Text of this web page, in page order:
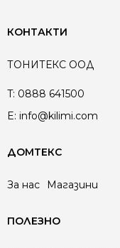
КОНТАКТИ
ТОНИТЕКС ООД
T: 0888 641500
E: info@kilimi.com
ДОМТЕКС
За нас Магазини
ПОЛЕЗНО